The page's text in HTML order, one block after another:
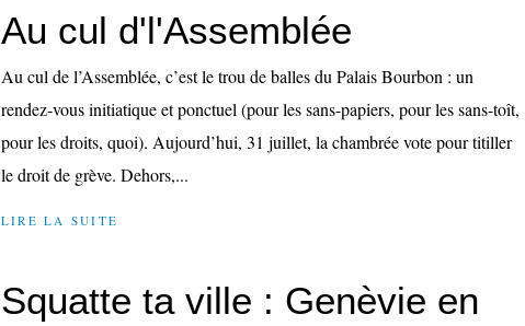
Au cul d'l'Assemblée
Au cul de l’Assemblée, c’est le trou de balles du Palais Bourbon : un
rendez-vous initiatique et ponctuel (pour les sans-papiers, pour les sans-toît,
pour les droits, quoi). Aujourd’hui, 31 juillet, la chambrée vote pour titiller
le droit de grève. Dehors,...
LIRE LA SUITE
Squatte ta ville : Genèvie en